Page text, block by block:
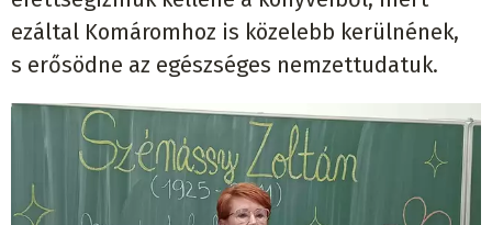
ezáltal Komáromhoz is közelebb kerülnének,
s erősödne az egészséges nemzettudatuk.